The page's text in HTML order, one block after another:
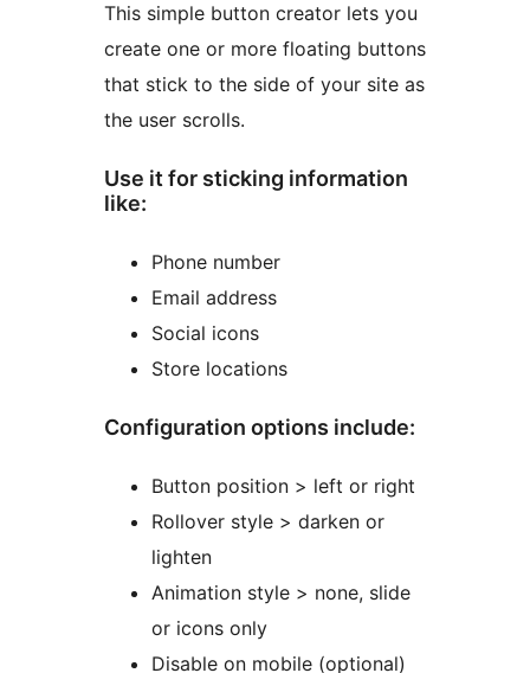
This simple button creator lets you
create one or more floating buttons
that stick to the side of your site as
the user scrolls.
Use it for sticking information
like:
Phone number
Email address
Social icons
Store locations
Configuration options include:
Button position > left or right
Rollover style > darken or
lighten
Animation style > none, slide
or icons only
Disable on mobile (optional)